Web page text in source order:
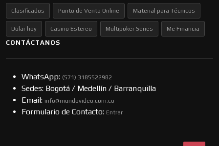
Clasificados Punto de Venta Online Material para Técnicos
Dolar hoy Casino Estereo Multipoker Series Me Financia
CONTÁCTANOS
WhatsApp: (57​​1) 3185522982
Sedes: Bogotá / Medellín / Barranquilla
Email: info@mundovideo.com.co
Formulario de Contacto: Entrar